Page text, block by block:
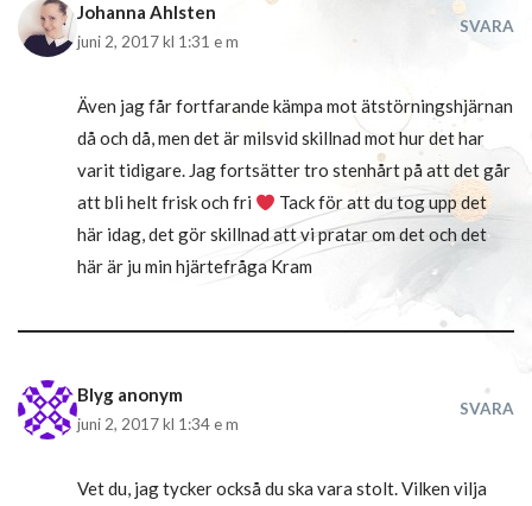
Johanna Ahlsten
juni 2, 2017 kl 1:31 e m
SVARA
Även jag får fortfarande kämpa mot ätstörningshjärnan
då och då, men det är milsvid skillnad mot hur det har
varit tidigare. Jag fortsätter tro stenhårt på att det går
att bli helt frisk och fri
Tack för att du tog upp det
här idag, det gör skillnad att vi pratar om det och det
här är ju min hjärtefråga Kram
Blyg anonym
juni 2, 2017 kl 1:34 e m
SVARA
Vet du, jag tycker också du ska vara stolt. Vilken vilja